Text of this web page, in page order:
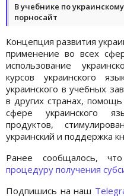
В учебнике по
порносайт
Концепция развития
применение во всех
использование
курсов украинского
украинского в учебных
в других странах,
сфере украинского
продуктов,
украинский и поддержка
Ранее сообщалось,
процедуру получения
Подпишись на наш